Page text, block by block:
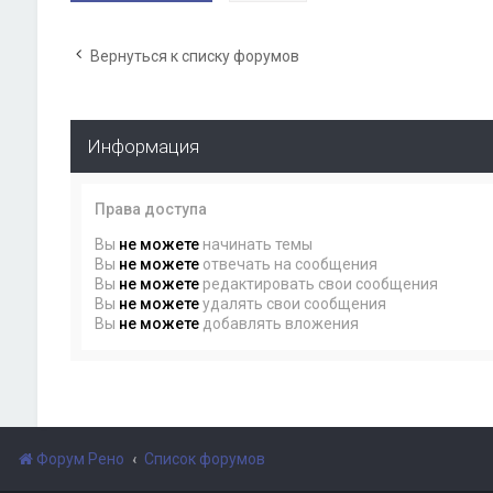
Вернуться к списку форумов
Информация
Права доступа
Вы не можетеначинать темы
Вы не можетеотвечать на сообщения
Вы не можетередактировать свои сообщения
Вы не можетеудалять свои сообщения
Вы не можетедобавлять вложения
Форум Рено Список форумов